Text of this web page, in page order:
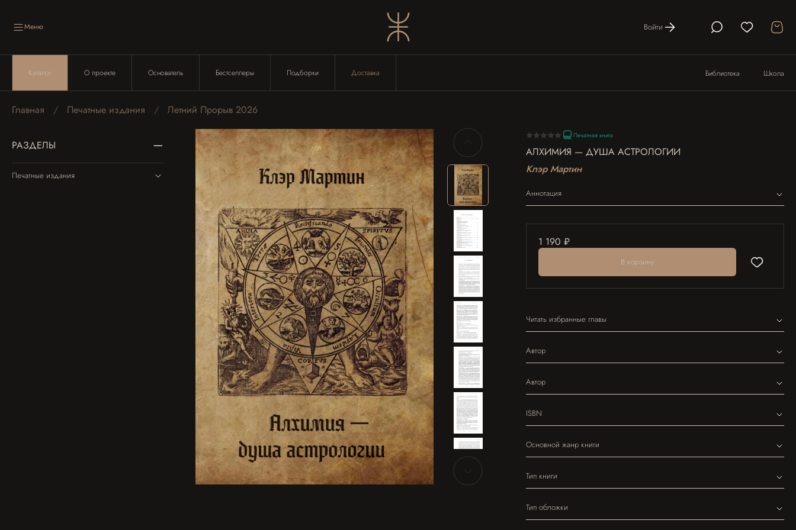
Меню Войти
Каталог О проекте Основатель Бестселлеры Подборки Доставка Библиотека Школа
Главная Печатные издания Летний Прорыв 2026
РАЗДЕЛЫ
Печатные издания
Печатная книга
АЛХИМИЯ — ДУША АСТРОЛОГИИ
Клэр Мартин
Аннотация
1 190 ₽
В корзину
Читать избранные главы
Автор
Автор
ISBN
Основной жанр книги
Тип книги
Тип обложки